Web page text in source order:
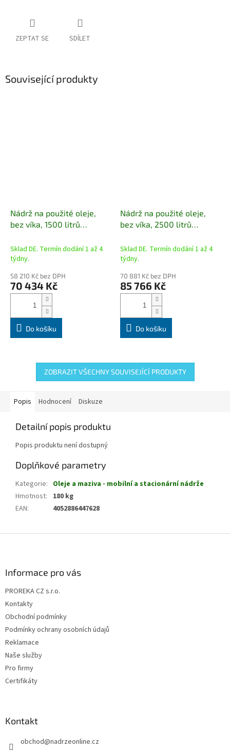
ZEPTAT SE SDÍLET
Související produkty
Nádrž na použité oleje,
bez víka, 1500 litrů
Sklad DE. Termín dodání 1 až 4
týdny.
58 210 Kč bez DPH
70 434 Kč
Do košíku
Nádrž na použité oleje,
bez víka, 2500 litrů
Sklad DE. Termín dodání 1 až 4
týdny.
70 881 Kč bez DPH
85 766 Kč
Do košíku
ZOBRAZIT VŠECHNY SOUVISEJÍCÍ PRODUKTY
Popis Hodnocení Diskuze
Detailní popis produktu
Popis produktu není dostupný
Doplňkové parametry
Kategorie: Oleje a maziva - mobilní a stacionární nádrže
Hmotnost:
180 kg
EAN: 4052886447628
Informace pro vás
PROREKA CZ s.r.o.
Kontakty
Obchodní podmínky
Podmínky ochrany osobních údajů
Reklamace
Naše služby
Pro firmy
Certifikáty
Kontakt
obchod@nadrzeonline.cz